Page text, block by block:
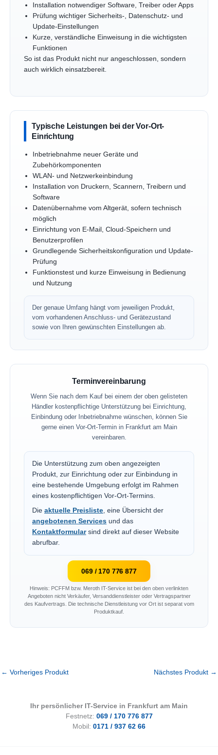
Installation notwendiger Software, Treiber oder Apps
Prüfung wichtiger Sicherheits-, Datenschutz- und
Update-Einstellungen
Kurze, verständliche Einweisung in die wichtigsten
Funktionen
So ist das Produkt nicht nur angeschlossen, sondern
auch wirklich einsatzbereit.
Typische Leistungen bei der Vor-Ort-
Einrichtung
Inbetriebnahme neuer Geräte und
Zubehörkomponenten
WLAN- und Netzwerkeinbindung
Installation von Druckern, Scannern, Treibern und
Software
Datenübernahme vom Altgerät, sofern technisch
möglich
Einrichtung von E-Mail, Cloud-Speichern und
Benutzerprofilen
Grundlegende Sicherheitskonfiguration und Update-
Prüfung
Funktionstest und kurze Einweisung in Bedienung
und Nutzung
Der genaue Umfang hängt vom jeweiligen Produkt,
vom vorhandenen Anschluss- und Gerätezustand
sowie von Ihren gewünschten Einstellungen ab.
Terminvereinbarung
Wenn Sie nach dem Kauf bei einem der oben gelisteten
Händler kostenpflichtige Unterstützung bei Einrichtung,
Einbindung oder Inbetriebnahme wünschen, können Sie
gerne einen Vor-Ort-Termin in Frankfurt am Main
vereinbaren.
Die Unterstützung zum oben angezeigten
Produkt, zur Einrichtung oder zur Einbindung in
eine bestehende Umgebung erfolgt im Rahmen
eines kostenpflichtigen Vor-Ort-Termins.
Die aktuelle Preisliste, eine Übersicht der
angebotenen Services und das
Kontaktformularsind direkt auf dieser Website
abrufbar.
069 / 170 776 877
Hinweis: PCFFM bzw. Meroth IT-Service ist bei den oben verlinkten
Angeboten nicht Verkäufer, Versanddienstleister oder Vertragspartner
des Kaufvertrags. Die technische Dienstleistung vor Ort ist separat vom
Produktkauf.
← Vorheriges Produkt Nächstes Produkt →
Ihr persönlicher IT-Service in Frankfurt am Main
Festnetz: 069 / 170 776 877
Mobil: 0171 / 937 62 66